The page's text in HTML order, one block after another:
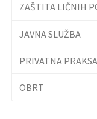
ZAŠTITA LIČNIH
JAVNA SLUŽBA
PRIVATNA PRAKSA
OBRT